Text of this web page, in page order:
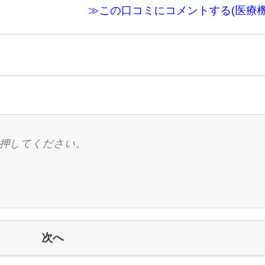
≫この口コミにコメントする(医療